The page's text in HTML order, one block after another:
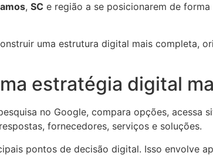
, SC e região a se posicionarem de
uma estrutura digital mais completa,
estratégia digital
no Google, compara opções, acessa
fornecedores, serviços e soluções.
pontos de decisão digital. Isso envolve